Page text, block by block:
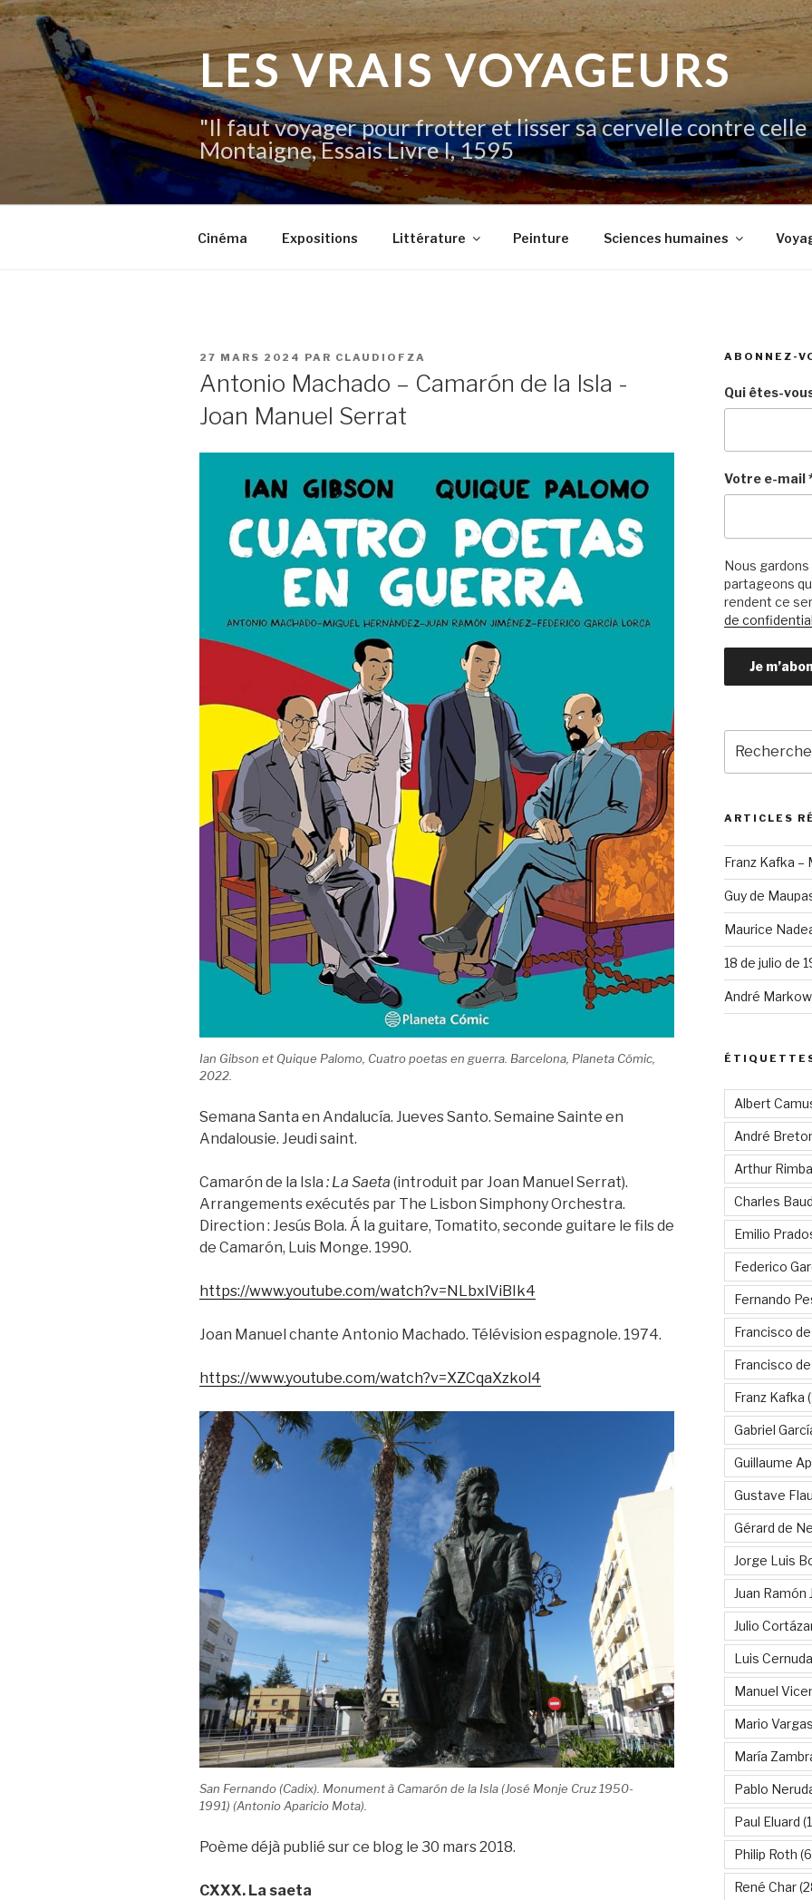
Aller
au
contenu
principal
LES VRAIS VOYAGEURS
"Il faut voyager pour frotter et lisser sa cervelle contre
Montaigne, Essais Livre I, 1595
Cinéma Expositions Littérature Peinture Sciences humaines
PUBLIÉ
27 MARS 2024 PAR CLAUDIOFZA
Antonio Machado – Camarón de la Isla -
Joan Manuel Serrat
Ian Gibson et Quique Palomo, Cuatro poetas en guerra . Barcelona, Planeta Cómic,
2022.
Semana Santa en Andalucía. Jueves Santo. Semaine Sainte en
Andalousie. Jeudi saint.
Camarón de la Isla : La Saeta (introduit par Joan Manuel Serrat).
Arrangements exécutés par The Lisbon Simphony Orchestra.
Direction : Jesús Bola. Á la guitare, Tomatito, seconde guitare le fils de
de Camarón, Luis Monge. 1990.
https://www.youtube.com/watch?v=NLbxlViBIk4
Joan Manuel chante Antonio Machado. Télévision espagnole. 1974.
https://www.youtube.com/watch?v=XZCqaXzkol4
San Fernando (Cadix). Monument à Camarón de la Isla (José Monje Cruz 1950-
1991) (Antonio Aparicio Mota).
Poème déjà publié sur ce blog le 30 mars 2018.
CXXX. La saeta
ABONNEZ-
Qui êtes-
Votre e-mail
Nous
partageons
rendent ce
de
pour
:
ARTICLES
Franz Kafka –
Guy de
Maurice
18 de julio de
André
Albert
André
Arthur
Charles
Emilio
Federico
Fernando
Francisco
Francisco
Franz Kafka
Gabriel
Guillaume
Gustave
Gérard de
Jorge Luis
Juan Ramón
Julio
Luis Cernuda
Manuel
Mario
María
Pablo
Paul Eluard
Philip Roth
René Char